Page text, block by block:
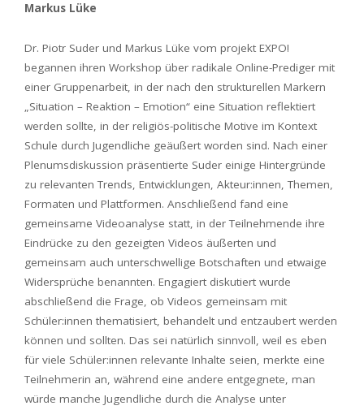
Markus Lüke
Dr. Piotr Suder und Markus Lüke vom projekt EXPO!
begannen ihren Workshop über radikale Online-Prediger mit
einer Gruppenarbeit, in der nach den strukturellen Markern
„Situation – Reaktion – Emotion“ eine Situation reflektiert
werden sollte, in der religiös-politische Motive im Kontext
Schule durch Jugendliche geäußert worden sind. Nach einer
Plenumsdiskussion präsentierte Suder einige Hintergründe
zu relevanten Trends, Entwicklungen, Akteur:innen, Themen,
Formaten und Plattformen. Anschließend fand eine
gemeinsame Videoanalyse statt, in der Teilnehmende ihre
Eindrücke zu den gezeigten Videos äußerten und
gemeinsam auch unterschwellige Botschaften und etwaige
Widersprüche benannten. Engagiert diskutiert wurde
abschließend die Frage, ob Videos gemeinsam mit
Schüler:innen thematisiert, behandelt und entzaubert werden
können und sollten. Das sei natürlich sinnvoll, weil es eben
für viele Schüler:innen relevante Inhalte seien, merkte eine
Teilnehmerin an, während eine andere entgegnete, man
würde manche Jugendliche durch die Analyse unter